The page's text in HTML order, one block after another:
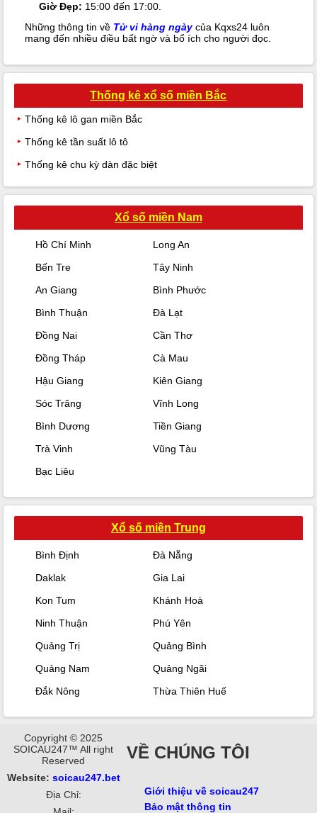
Giờ Đẹp: 15:00 đến 17:00.
Những thông tin về Tử vi hàng ngàycủa Kqxs24 luôn
mang đến nhiều điều bất ngờ và bổ ích cho người đọc.
Thống kê xổ số miền Bắc
Thống kê lô gan miền Bắc
Thống kê tần suất lô tô
Thống kê chu kỳ dàn đặc biệt
Xổ số miền Nam
Hồ Chí Minh
Long An
Bến Tre
Tây Ninh
An Giang
Bình Phước
Bình Thuận
Đà Lạt
Đồng Nai
Cần Thơ
Đồng Tháp
Cà Mau
Hậu Giang
Kiên Giang
Sóc Trăng
Vĩnh Long
Bình Dương
Tiền Giang
Trà Vinh
Vũng Tàu
Bạc Liêu
Xổ số miền Trung
Bình Định
Đà Nẵng
Daklak
Gia Lai
Kon Tum
Khánh Hoà
Ninh Thuận
Phú Yên
Quảng Trị
Quảng Bình
Quảng Nam
Quảng Ngãi
Đắk Nông
Thừa Thiên Huế
Copyright © 2025
SOICAU247™ All right
Reserved
Website: soicau247.bet
Địa Chỉ:
VỀ CHÚNG TÔI
Giới thiệu về soicau247
Bảo mật thông tin